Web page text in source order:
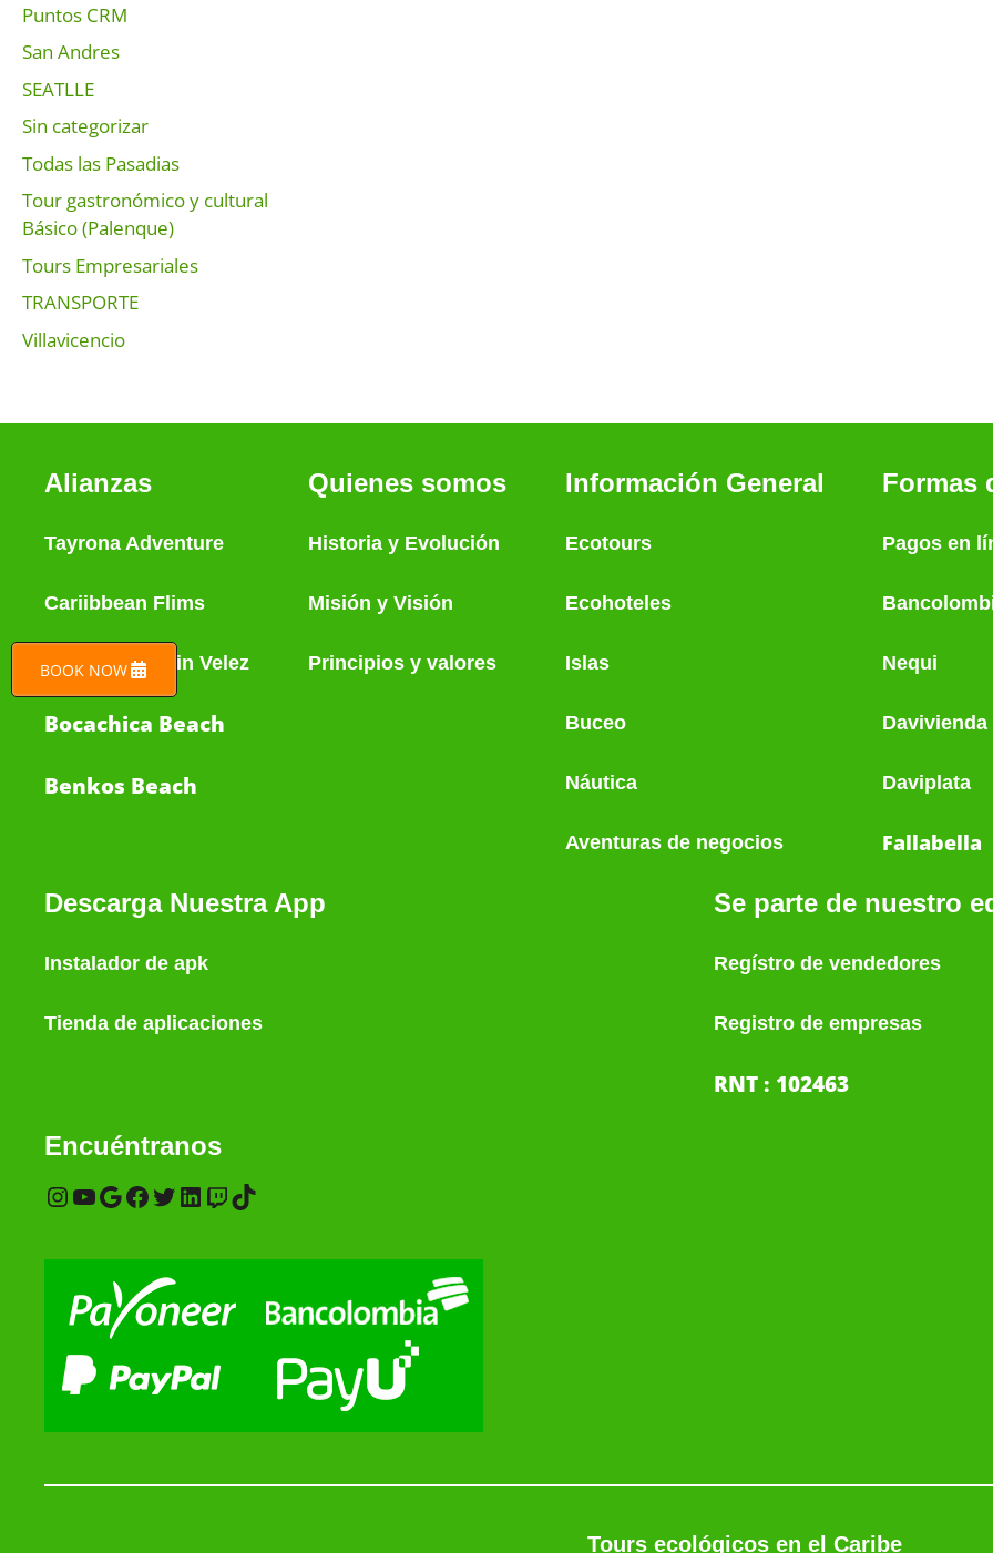
Puntos CRM
San Andres
SEATLLE
Sin categorizar
Todas las Pasadias
Tour gastronómico y cultural
Básico (Palenque)
Tours Empresariales
TRANSPORTE
Villavicencio
Alianzas
Tayrona Adventure
Cariibbean Flims
Tours Benjamin Velez
Bocachica Beach
Benkos Beach
Quienes somos
Historiay Evolución
Misión y Visión
Principios y valores
Información General
Ecotours
Ecohoteles
Islas
Buceo
Náutica
Aventuras de negocios
Formas
Pagos en
Nequi
Davivienda
Daviplata
Fallabella
Descarga Nuestra App
Instalador de apk
Tienda de aplicaciones
Se parte de nuestro
Regístro de vendedores
Registro de empresas
RNT : 102463
Encuéntranos
Tours ecológicos en el Caribe
BOOK NOW